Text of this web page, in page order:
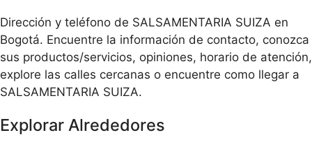
Dirección y teléfono de SALSAMENTARIA SUIZA en
Bogotá. Encuentre la información de contacto, conozca
sus productos/servicios, opiniones, horario de atención,
explore las calles cercanas o encuentre como llegar a
SALSAMENTARIA SUIZA.
Explorar Alrededores